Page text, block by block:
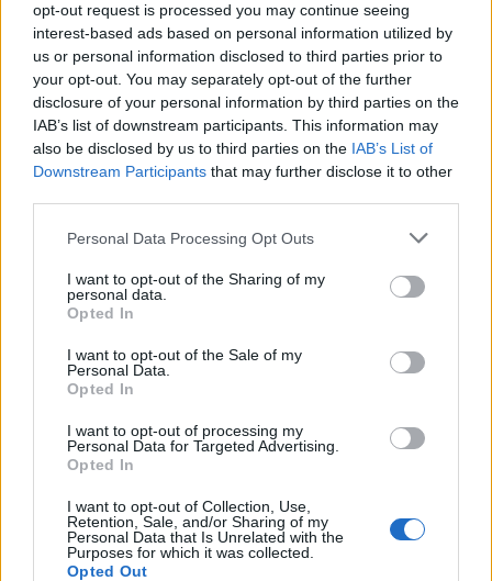
opt-out request is processed you may continue seeing
interest-based ads based on personal information utilized by
us or personal information disclosed to third parties prior to
your opt-out. You may separately opt-out of the further
disclosure of your personal information by third parties on the
IAB’s list of downstream participants. This information may
also be disclosed by us to third parties on the IAB’s List of
Downstream Participants that may further disclose it to other
Personal Data Processing Opt Outs
I want to opt-out of the Sharing of my
personal data.
Opted In
I want to opt-out of the Sale of my
Personal Data.
Opted In
I want to opt-out of processing my
Personal Data for Targeted Advertising.
Opted In
I want to opt-out of Collection, Use,
Retention, Sale, and/or Sharing of my
Personal Data that Is Unrelated with the
Purposes for which it was collected.
Opted Out
Székelyhon
Visszaküldte a parlamentnek
Nicușor Dan a közel 900
medve kilövését lehetővé
tevő törvényt
résztvevő lesz a futsal 2.
Sándor Ella: Na, indíts, s
menjünk!